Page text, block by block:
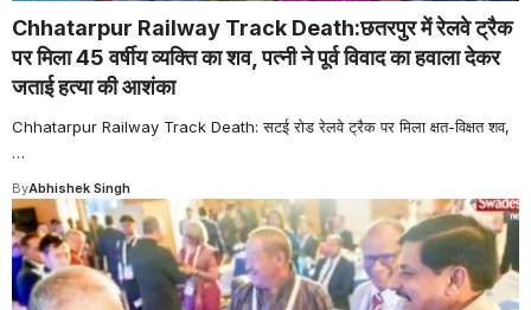
Chhatarpur Railway Track Death:छतरपुर में रेलवे ट्रैक
पर मिला 45 वर्षीय व्यक्ति का शव, पत्नी ने पूर्व विवाद का हवाला देकर
जताई हत्या की आशंका
Chhatarpur Railway Track Death: सटई रोड रेलवे ट्रैक पर मिला क्षत-विक्षत शव,
…
ByAbhishek Singh